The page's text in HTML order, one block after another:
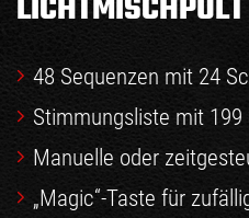
LICHTMISCHPULT
48 Sequenzen mit 24
Stimmungsliste mit 199
Manuelle oder
„Magic“-Taste für